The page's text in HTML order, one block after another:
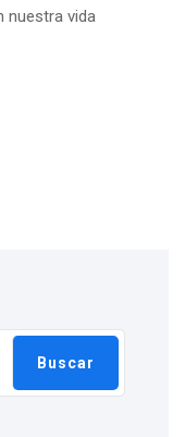
nuestra vida
Buscar